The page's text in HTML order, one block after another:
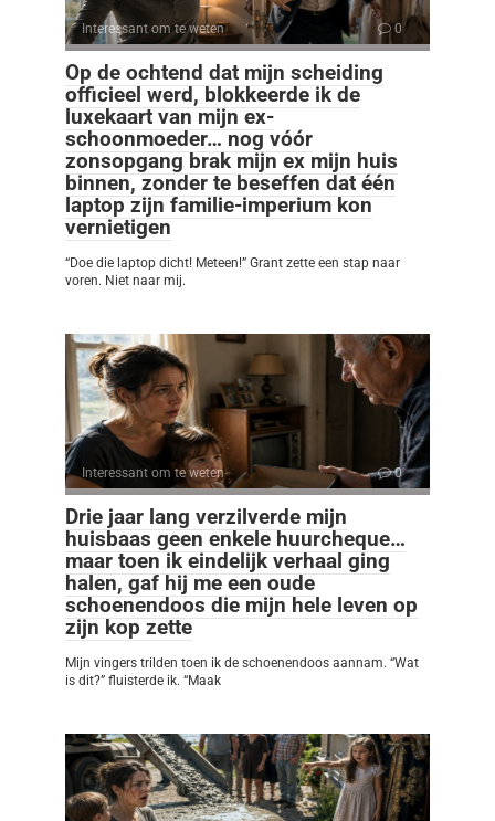
Interessant om te weten 0
Op de ochtend dat mijn scheiding
officieel werd, blokkeerde ik de
luxekaart van mijn ex-
schoonmoeder… nog vóór
zonsopgang brak mijn ex mijn huis
binnen, zonder te beseffen dat één
laptop zijn familie-imperium kon
vernietigen
“Doe die laptop dicht! Meteen!” Grant zette een stap naar
voren. Niet naar mij.
Interessant om te weten 0
Drie jaar lang verzilverde mijn
huisbaas geen enkele huurcheque…
maar toen ik eindelijk verhaal ging
halen, gaf hij me een oude
schoenendoos die mijn hele leven op
zijn kop zette
Mijn vingers trilden toen ik de schoenendoos aannam. “Wat
is dit?” fluisterde ik. “Maak